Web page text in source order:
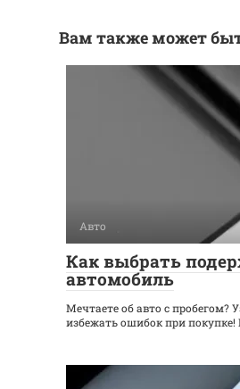
Вам также может
Авто
Как выбрать
автомобиль
Мечтаете об авто с пробегом?
избежать ошибок при